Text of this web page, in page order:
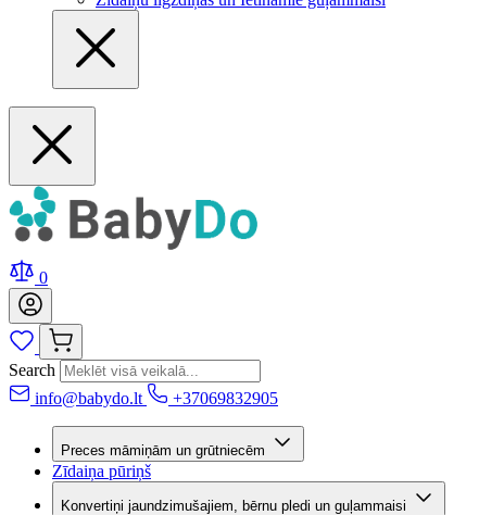
0
Search
info@babydo.lt
+37069832905
Preces māmiņām un grūtniecēm
Zīdaiņa pūriņš
Konvertiņi jaundzimušajiem, bērnu pledi un guļammaisi